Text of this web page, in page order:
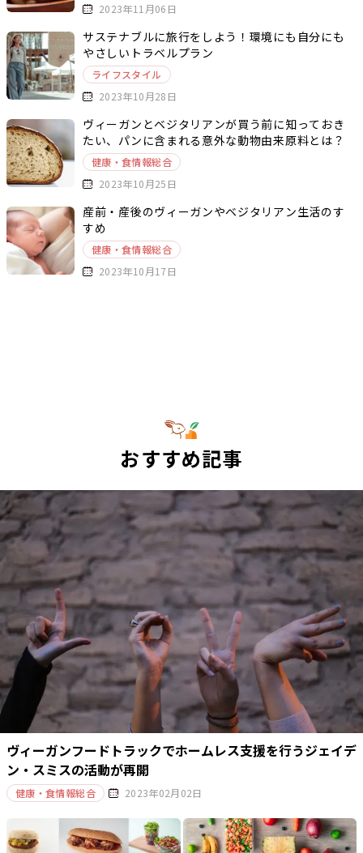
2023年11月06日
サステナブルに旅行をしよう！環境にも自分にも
やさしいトラベルプラン
ライフスタイル
2023年10月28日
ヴィーガンとベジタリアンが買う前に知っておき
たい、パンに含まれる意外な動物由来原料とは？
健康・食情報総合
2023年10月25日
産前・産後のヴィーガンやベジタリアン生活のす
すめ
健康・食情報総合
2023年10月17日
おすすめ記事
ヴィーガンフードトラックでホームレス支援を行うジェイデ
ン・スミスの活動が再開
健康・食情報総合 2023年02月02日